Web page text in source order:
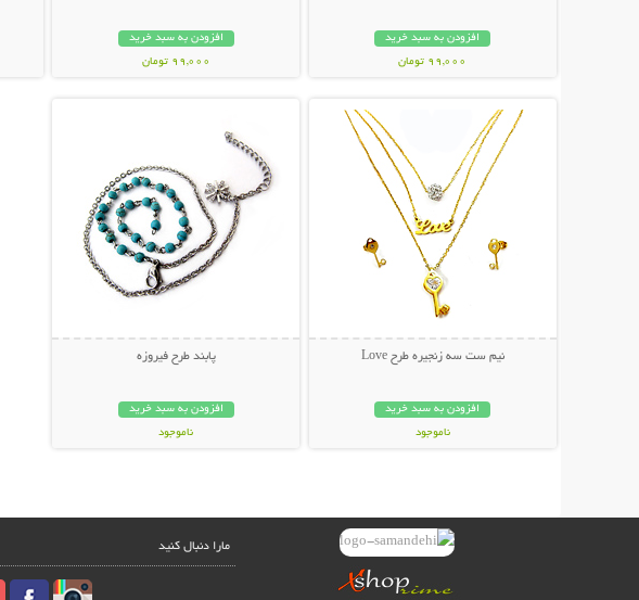
افزودن به سبد خرید
99,000 تومان
افزودن به سبد خرید
99,000 تومان
نیم ست سه زنجیره طرح Love
افزودن به سبد خرید
ناموجود
پابند طرح فیروزه
افزودن به سبد خرید
ناموجود
مارا دنبال کنید